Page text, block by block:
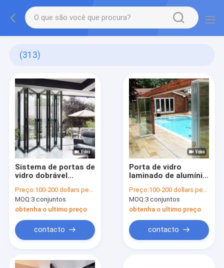
(313)
Sistema de portas de
vidro dobrável
deslizante quadro de
alumínio para pátio
Preço:100-200 dollars per sqaure meter
MOQ:3 conjuntos
obtenha o ultimo preço
contacto
Porta de vidro
laminado de alumínio
divisória
Preço:100-200 dollars per sqaure meter
MOQ:3 conjuntos
obtenha o ultimo preço
contacto